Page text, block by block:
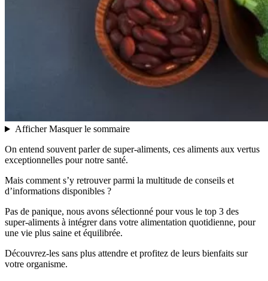
AfficherMasquerle sommaire
On entend souvent parler de super-aliments, ces aliments aux vertus
exceptionnelles pour notre santé.
Mais comment s’y retrouver parmi la multitude de conseils et
d’informations disponibles ?
Pas de panique, nous avons sélectionné pour vous le top 3 des
super-aliments à intégrer dans votre alimentation quotidienne, pour
une vie plus saine et équilibrée.
Découvrez-les sans plus attendre et profitez de leurs bienfaits sur
votre organisme.